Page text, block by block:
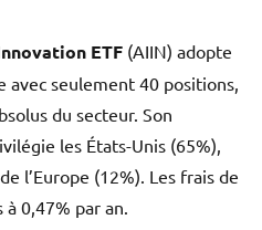
ETF (AIIN) adopte
avec seulement 40 positions,
du secteur. Son
les États-Unis (65%),
l’Europe (12%). Les frais de
0,47% par an.